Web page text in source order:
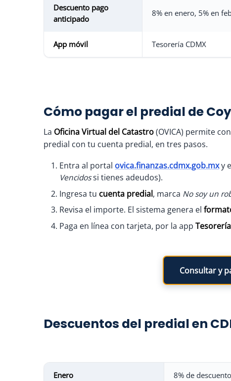
Descuento pago
anticipado
8% en enero, 5% en
App móvil Tesorería CDMX
Cómo pagar el predial de
La Oficina Virtual del Catastro(OVICA) permite
predial con tu cuenta predial, en tres pasos.
Entra al portal ovica.finanzas.cdmx.gob.mxy
Vencidossi tienes adeudos).
Ingresa tu cuenta predial, marca No soy un
Revisa el importe. El sistema genera el
Paga en línea con tarjeta, por la app
Consultar y
Descuentos del predial en
Enero 8% de